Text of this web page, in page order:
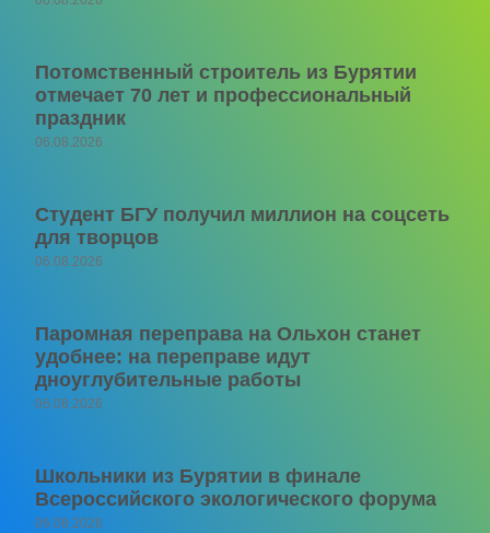
Потомственный строитель из Бурятии
отмечает 70 лет и профессиональный
праздник
06.08.2026
Студент БГУ получил миллион на соцсеть
для творцов
06.08.2026
Паромная переправа на Ольхон станет
удобнее: на переправе идут
дноуглубительные работы
06.08.2026
Школьники из Бурятии в финале
Всероссийского экологического форума
06.08.2026